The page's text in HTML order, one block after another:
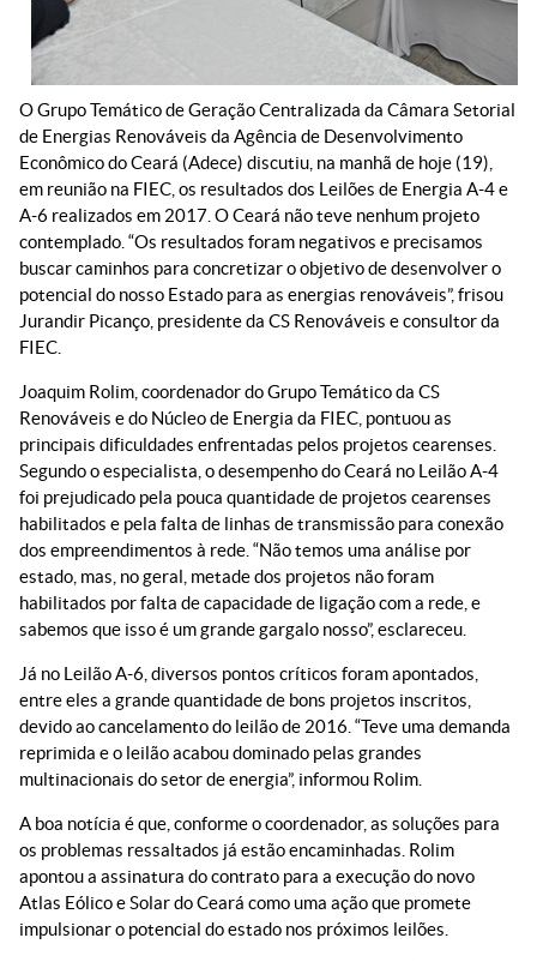
O Grupo Temático de Geração Centralizada da Câmara Setorial
de Energias Renováveis da Agência de Desenvolvimento
Econômico do Ceará (Adece) discutiu, na manhã de hoje (19),
em reunião na FIEC, os resultados dos Leilões de Energia A-4 e
A-6 realizados em 2017. O Ceará não teve nenhum projeto
contemplado. “Os resultados foram negativos e precisamos
buscar caminhos para concretizar o objetivo de desenvolver o
potencial do nosso Estado para as energias renováveis”, frisou
Jurandir Picanço, presidente da CS Renováveis e consultor da
FIEC.
Joaquim Rolim, coordenador do Grupo Temático da CS
Renováveis e do Núcleo de Energia da FIEC, pontuou as
principais dificuldades enfrentadas pelos projetos cearenses.
Segundo o especialista, o desempenho do Ceará no Leilão A-4
foi prejudicado pela pouca quantidade de projetos cearenses
habilitados e pela falta de linhas de transmissão para conexão
dos empreendimentos à rede. “Não temos uma análise por
estado, mas, no geral, metade dos projetos não foram
habilitados por falta de capacidade de ligação com a rede, e
sabemos que isso é um grande gargalo nosso”, esclareceu.
Já no Leilão A-6, diversos pontos críticos foram apontados,
entre eles a grande quantidade de bons projetos inscritos,
devido ao cancelamento do leilão de 2016. “Teve uma demanda
reprimida e o leilão acabou dominado pelas grandes
multinacionais do setor de energia”, informou Rolim.
A boa notícia é que, conforme o coordenador, as soluções para
os problemas ressaltados já estão encaminhadas. Rolim
apontou a assinatura do contrato para a execução do novo
Atlas Eólico e Solar do Ceará como uma ação que promete
impulsionar o potencial do estado nos próximos leilões.